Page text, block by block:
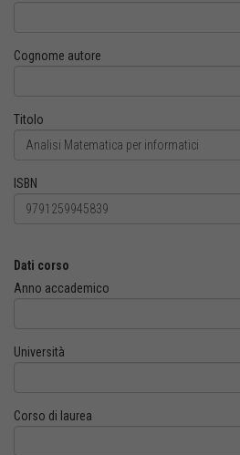
Cognome autore
Titolo
ISBN
Dati corso
Anno accademico
Università
Corso di laurea